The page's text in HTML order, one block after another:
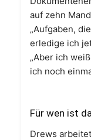
auf zehn
„Aufgaben,
erledige ich
„Aber ich
ich noch
Für wen ist
Drews